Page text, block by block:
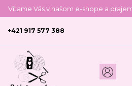
Vítame Vás v našom e-shope a
+421 917 577 388